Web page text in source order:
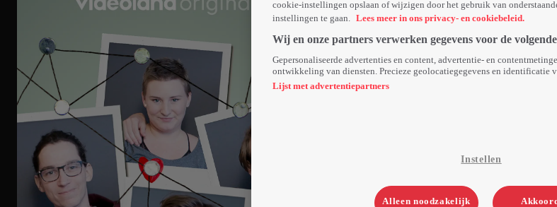
cookie-instellingen opslaan of wijzigen door het gebruik van
instellingen te gaan.
Lees meer in ons privacy- en cookiebeleid.
Wij en onze partners verwerken gegevens voor de
Gepersonaliseerde advertenties en content, advertentie- en
ontwikkeling van diensten. Precieze geolocatiegegevens en identificatie
Lijst met advertentiepartners
Instellen
Alleen noodzakelijk